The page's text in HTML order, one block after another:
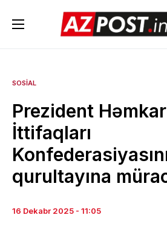
SOSIAL
Prezident
İttifaqları
qurultayına
16 Dekabr 2025 - 11:05